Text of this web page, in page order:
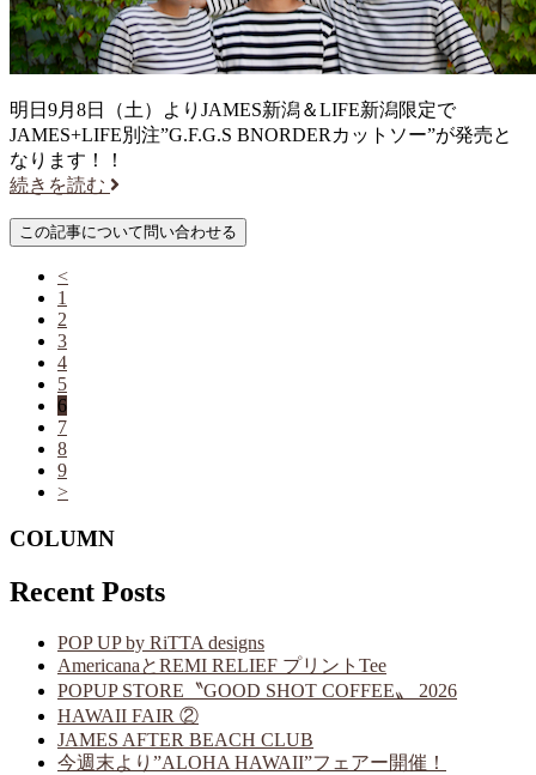
明日9月8日（土）よりJAMES新潟＆LIFE新潟限定で
JAMES+LIFE別注”G.F.G.S BNORDERカットソー”が発売と
なります！！
続きを読む
<
1
2
3
4
5
6
7
8
9
>
COLUMN
Recent Posts
POP UP by RiTTA designs
AmericanaとREMI RELIEF プリントTee
POPUP STORE〝GOOD SHOT COFFEE〟 2026
HAWAII FAIR ②
JAMES AFTER BEACH CLUB
今週末より”ALOHA HAWAII”フェアー開催！